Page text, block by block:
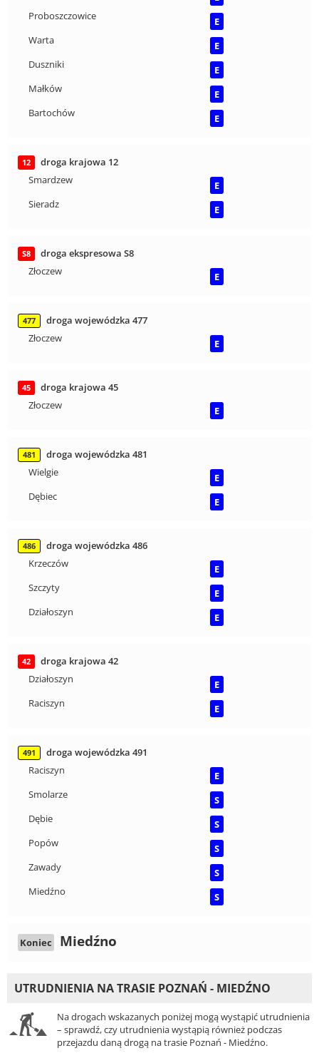
Proboszczowice
E
Warta
E
Duszniki
E
Małków
E
Bartochów
E
12
droga krajowa 12
Smardzew
E
Sieradz
E
S8
droga ekspresowa S8
Złoczew
E
477
droga wojewódzka 477
Złoczew
E
45
droga krajowa 45
Złoczew
E
481
droga wojewódzka 481
Wielgie
E
Dębiec
E
486
droga wojewódzka 486
Krzeczów
E
Szczyty
E
Działoszyn
E
42
droga krajowa 42
Działoszyn
E
Raciszyn
E
491
droga wojewódzka 491
Raciszyn
E
Smolarze
S
Dębie
S
Popów
S
Zawady
S
Miedźno
S
Koniec Miedźno
UTRUDNIENIA NA TRASIE POZNAŃ - MIEDŹNO
Na drogach wskazanych poniżej mogą wystąpić utrudnienia
– sprawdź, czy utrudnienia wystąpią również podczas
przejazdu daną drogą na trasie Poznań - Miedźno.